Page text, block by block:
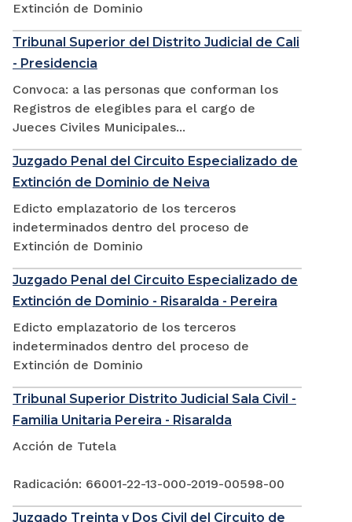
Extinción de Dominio
Tribunal Superior del Distrito Judicial de Cali
- Presidencia
Convoca: a las personas que conforman los
Registros de elegibles para el cargo de
Jueces Civiles Municipales...
Juzgado Penal del Circuito Especializado de
Extinción de Dominio de Neiva
Edicto emplazatorio de los terceros
indeterminados dentro del proceso de
Extinción de Dominio
Juzgado Penal del Circuito Especializado de
Extinción de Dominio - Risaralda - Pereira
Edicto emplazatorio de los terceros
indeterminados dentro del proceso de
Extinción de Dominio
Tribunal Superior Distrito Judicial Sala Civil -
Familia Unitaria Pereira - Risaralda
Acción de Tutela
Radicación: 66001-22-13-000-2019-00598-00
Juzgado Treinta y Dos Civil del Circuito de